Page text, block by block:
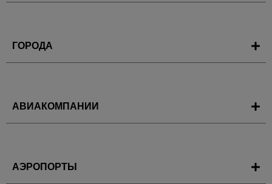
ГОРОДА
АВИАКОМПАНИИ
АЭРОПОРТЫ